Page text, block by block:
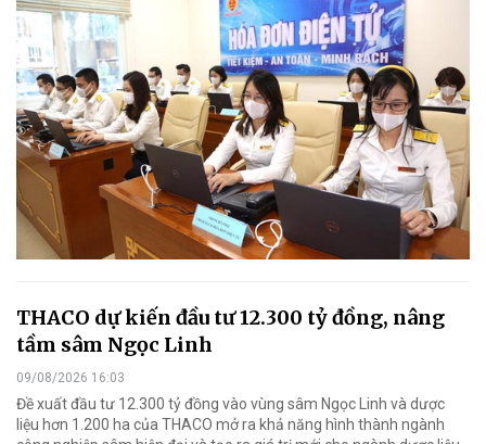
THACO dự kiến đầu tư 12.300 tỷ đồng, nâng
tầm sâm Ngọc Linh
09/08/2026 16:03
Đề xuất đầu tư 12.300 tỷ đồng vào vùng sâm Ngọc Linh và dược
liệu hơn 1.200 ha của THACO mở ra khả năng hình thành ngành